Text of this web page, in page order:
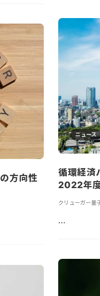
ニュース
循環経済
2022年
クリューガー量
...
方向性